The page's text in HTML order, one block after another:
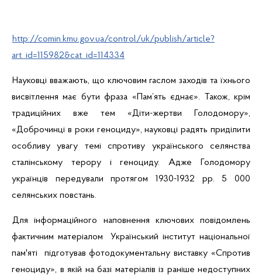
http://comin.kmu.gov.ua/control/uk/publish/article?
art_id=115982&cat_id=114334
Науковці вважають, що ключовим гаслом заходів та їхнього
висвітлення має бути фраза «Пам’ять єднає». Також, крім
традиційних вже тем «Діти-жертви Голодомору»,
«Доброчинці в роки геноциду», науковці радять приділити
особливу увагу темі спротиву українського селянства
сталінському терору і геноциду. Адже Голодомору
українців передували протягом 1930-1932 рр. 5 000
селянських повстань.
Для інформаційного наповнення ключових повідомлень
фактичним матеріалом Український інститут національної
пам'яті підготував фотодокументальну виставку «Спротив
геноциду», в якій на базі матеріалів із раніше недоступних